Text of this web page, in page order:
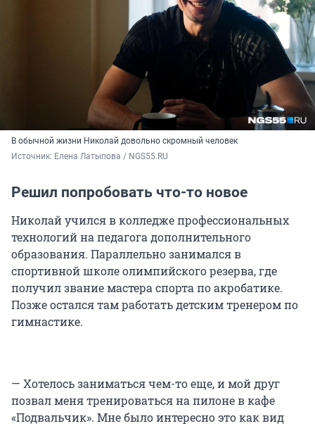
В обычной жизни Николай довольно скромный человек
Источник: Елена Латыпова / NGS55.RU
Решил попробовать что-то новое
Николай учился в колледже профессиональных
технологий на педагога дополнительного
образования. Параллельно занимался в
спортивной школе олимпийского резерва, где
получил звание мастера спорта по акробатике.
Позже остался там работать детским тренером по
гимнастике.
— Хотелось заниматься чем-то еще, и мой друг
позвал меня тренироваться на пилоне в кафе
«Подвальчик». Мне было интересно это как вид